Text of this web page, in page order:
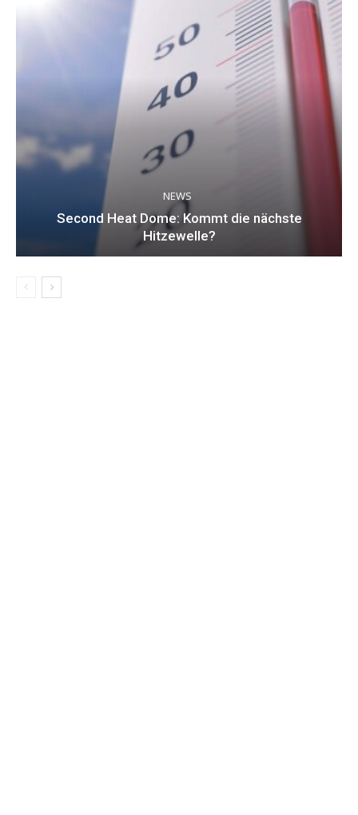
NEWS
Second Heat Dome: Kommt die nächste
Hitzewelle?